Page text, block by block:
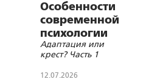
Особенности
современной
психологии
Адаптация или
крест? Часть 1
12.07.2026